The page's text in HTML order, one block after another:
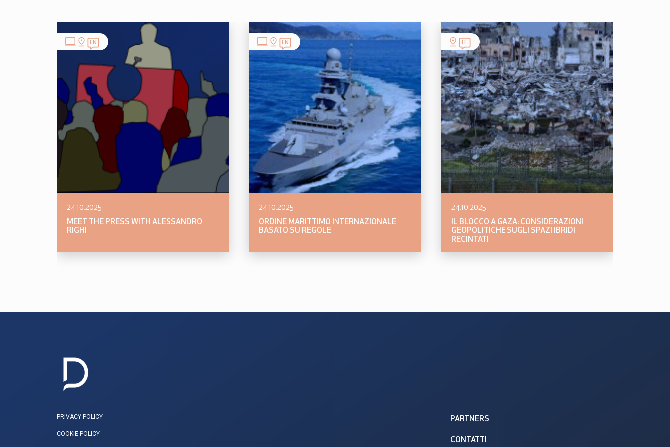
EN
24.10.2025
MEET THE PRESS WITH ALESSANDRO
RIGHI
EN
24.10.2025
ORDINE MARITTIMO INTERNAZIONALE
BASATO SU REGOLE
24.10.2025
IL BLOCCO A GAZA: CONSIDERAZIONI
GEOPOLITICHE SUGLI SPAZI IBRIDI
RECINTATI
PRIVACY POLICY
COOKIE POLICY
PARTNERS
CONTATTI